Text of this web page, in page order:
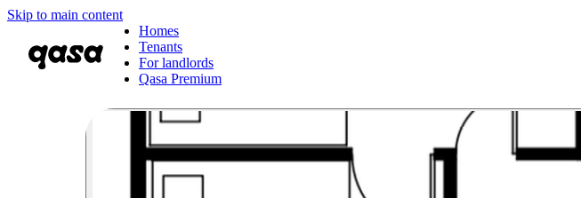
Skip to main content
Homes
Tenants
For landlords
Qasa Premium